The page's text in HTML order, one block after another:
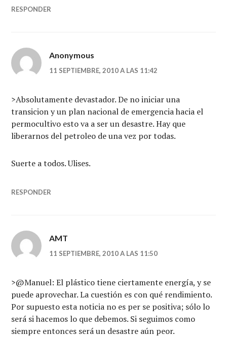
RESPONDER
Anonymous
11 SEPTIEMBRE, 2010 A LAS 11:42
>Absolutamente devastador. De no iniciar una
transicion y un plan nacional de emergencia hacia el
permocultivo esto va a ser un desastre. Hay que
liberarnos del petroleo de una vez por todas.
Suerte a todos. Ulises.
RESPONDER
AMT
11 SEPTIEMBRE, 2010 A LAS 11:50
>@Manuel: El plástico tiene ciertamente energía, y se
puede aprovechar. La cuestión es con qué rendimiento.
Por supuesto esta noticia no es per se positiva; sólo lo
será si hacemos lo que debemos. Si seguimos como
siempre entonces será un desastre aún peor.